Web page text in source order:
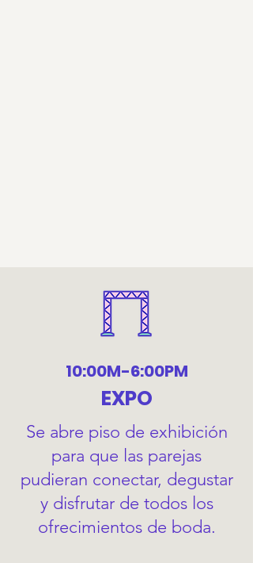
10:00M-6:00PM
EXPO
Se abre piso de exhibición
para que las parejas
pudieran conectar, degustar
y disfrutar de todos los
ofrecimientos de boda.